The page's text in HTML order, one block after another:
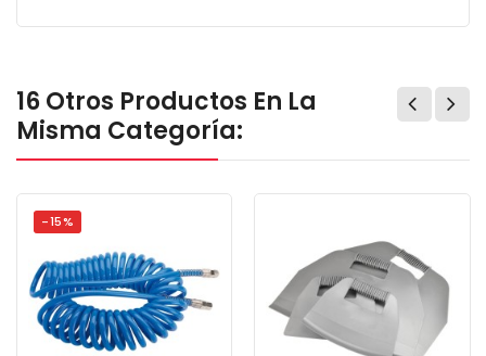
16 Otros Productos En La
Misma Categoría:
-15%